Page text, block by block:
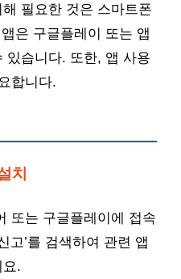
필요한 것은 스마트폰
은 구글플레이 또는 앱
있습니다. 또한, 앱 사용
합니다.
치
또는 구글플레이에 접속
고’를 검색하여 관련 앱
요.